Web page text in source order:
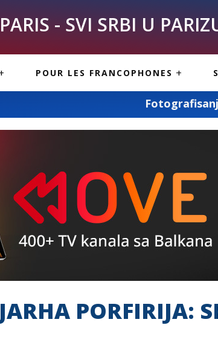
- SVI SRBI U
POUR LES FRANCOPHONES
PARIS
CUISINE SERBE
Fotografisanje i snimanje svih
PORFIRIJA: